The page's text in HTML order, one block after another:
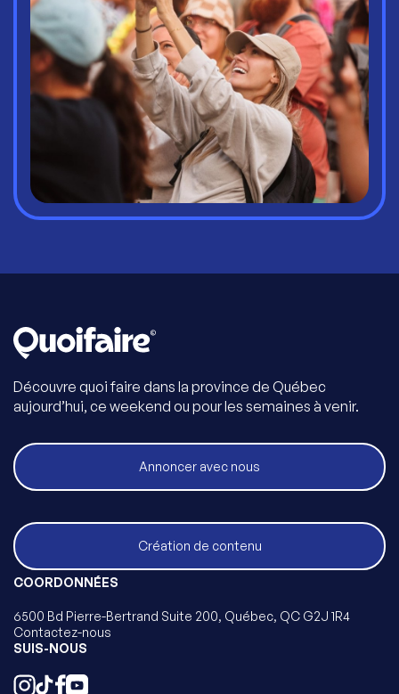
Découvre quoi faire dans la province de Québec
aujourd’hui, ce weekend ou pour les semaines à venir.
Annoncer avec nous
Création de contenu
COORDONNÉES
6500 Bd Pierre-Bertrand Suite 200, Québec, QC G2J 1R4
Contactez-nous
SUIS-NOUS